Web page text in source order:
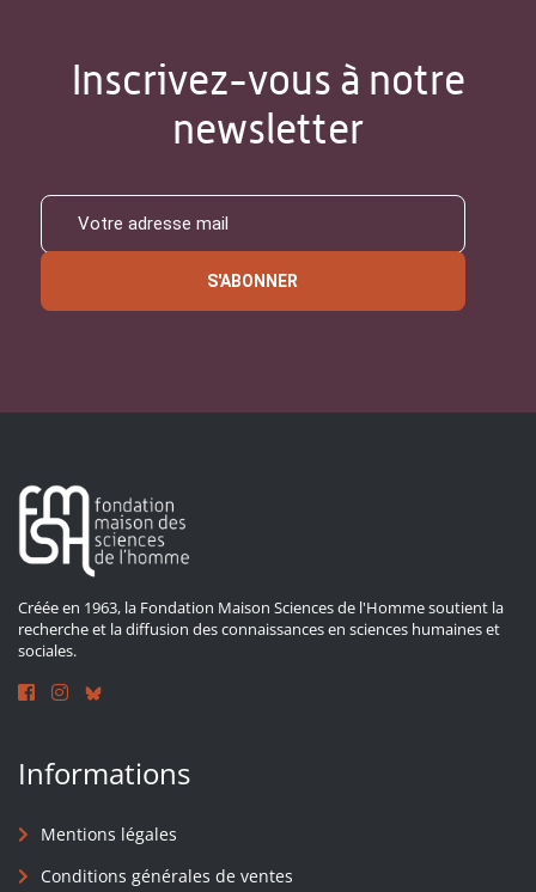
Inscrivez-vous à notre
newsletter
S'ABONNER
Créée en 1963, la Fondation Maison Sciences de l'Homme soutient la
recherche et la diffusion des connaissances en sciences humaines et
sociales.
Informations
Mentions légales
Conditions générales de ventes